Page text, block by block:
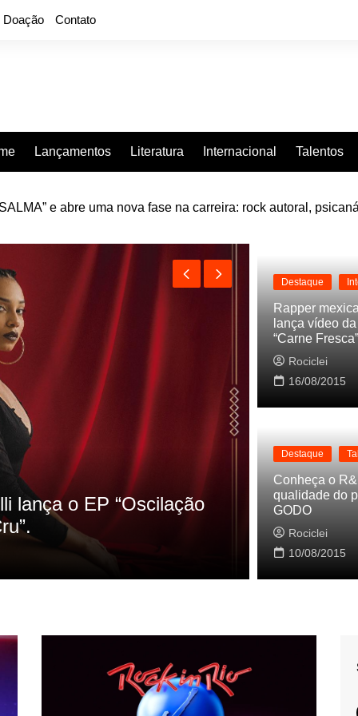
Doação Contato
Lançamentos Literatura Internacional Talentos
e abre uma nova fase na carreira: rock autoral,
“Projeção”, de 2010, nas plataformas digitais
referencias do clipe de
Destaque
Cynthia
Baleiro
Rociclei
Destaque
Rapper
lança vídeo
“Carne Fresca”
Rociclei
16/08/2015
Destaque
Conheça o
qualidade do
GODO
Rociclei
10/08/2015